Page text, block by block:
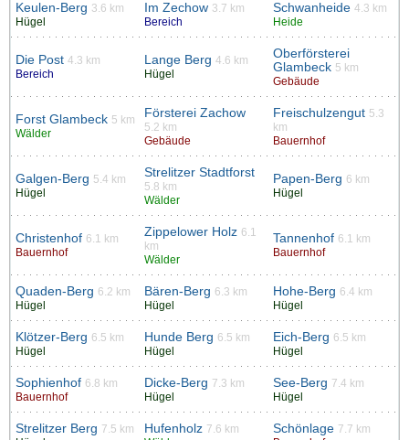
Keulen-Berg 3.6 km
Hügel
Im Zechow 3.7 km
Bereich
Schwanheide 4.3 km
Heide
Die Post 4.3 km
Bereich
Lange Berg 4.6 km
Hügel
Oberförsterei
Glambeck 5 km
Gebäude
Forst Glambeck 5 km
Wälder
Försterei Zachow
5.2 km
Gebäude
Freischulzengut 5.3
km
Bauernhof
Galgen-Berg 5.4 km
Hügel
Strelitzer Stadtforst
5.8 km
Wälder
Papen-Berg 6 km
Hügel
Christenhof 6.1 km
Bauernhof
Zippelower Holz 6.1
km
Wälder
Tannenhof 6.1 km
Bauernhof
Quaden-Berg 6.2 km
Hügel
Bären-Berg 6.3 km
Hügel
Hohe-Berg 6.4 km
Hügel
Klötzer-Berg 6.5 km
Hügel
Hunde Berg 6.5 km
Hügel
Eich-Berg 6.5 km
Hügel
Sophienhof 6.8 km
Bauernhof
Dicke-Berg 7.3 km
Hügel
See-Berg 7.4 km
Hügel
Strelitzer Berg 7.5 km
Hufenholz 7.6 km
Schönlage 7.7 km